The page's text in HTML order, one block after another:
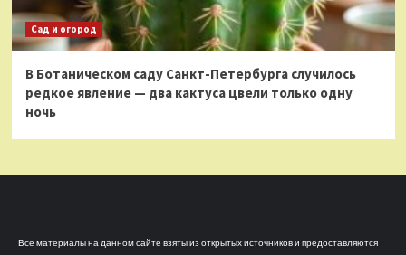
Сад и огород
В Ботаническом саду Санкт-Петербурга случилось
редкое явление — два кактуса цвели только одну
ночь
Все материалы на данном сайте взяты из открытых источников и предоставляются